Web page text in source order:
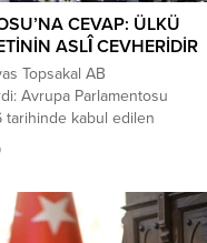
CEVAP: ÜLKÜ
ASLÎ CEVHERİDİR
Topsakal AB
Avrupa Parlamentosu
tarihinde kabul edilen
belgesi olmaktan
gerilimli fay hatlarını
niteliğindedir. Raporun
dengelerine...